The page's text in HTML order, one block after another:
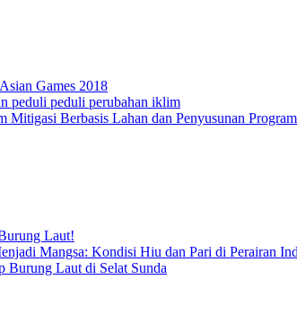
Games 2018
peduli peduli perubahan iklim
Mitigasi Berbasis Lahan dan Penyusunan
Laut!
Mangsa: Kondisi Hiu dan Pari di Perairan
Burung Laut di Selat Sunda